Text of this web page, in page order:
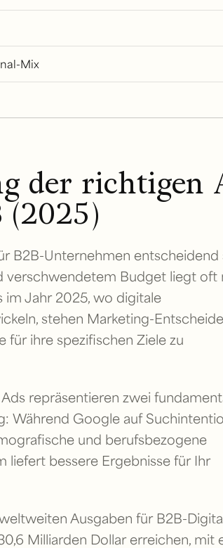
Mix
der richtigen
(2025)
B2B-Unternehmen entscheidend
verschwendetem Budget liegt oft
im Jahr 2025, wo digitale
stehen Marketing-
für ihre spezifischen Ziele zu
repräsentieren zwei
Während Google auf
und berufsbezogene
liefert bessere Ergebnisse für Ihr
Ausgaben für B2B-
Milliarden Dollar erreichen, mit